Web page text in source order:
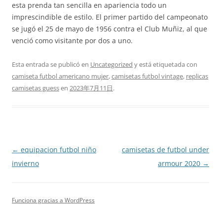
esta prenda tan sencilla en apariencia todo un
imprescindible de estilo. El primer partido del campeonato
se jugó el 25 de mayo de 1956 contra el Club Muñiz, al que
venció como visitante por dos a uno.
Esta entrada se publicó en Uncategorized y está etiquetada con
camiseta futbol americano mujer,camisetas futbol vintage, replicas
camisetas guessen 2023年7月11日.
Navegación
de
← equipacion futbol niño
invierno
camisetas de futbol under
armour 2020 →
Funciona gracias a WordPress